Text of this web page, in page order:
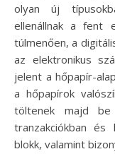
olyan új
ellenállnak a fent
túlmenően, a
az elektronikus
jelent a hőpapír-
a hőpapírok
töltenek majd
tranzakciókban
blokk, valamint